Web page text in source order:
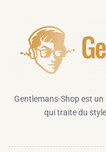
Gentlemans-Shop est
qui traite du